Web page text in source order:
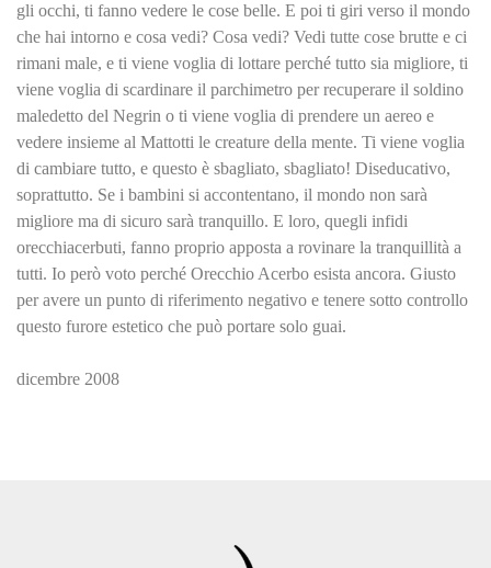
gli occhi, ti fanno vedere le cose belle. E poi ti giri verso il mondo
che hai intorno e cosa vedi? Cosa vedi? Vedi tutte cose brutte e ci
rimani male, e ti viene voglia di lottare perché tutto sia migliore, ti
viene voglia di scardinare il parchimetro per recuperare il soldino
maledetto del Negrin o ti viene voglia di prendere un aereo e
vedere insieme al Mattotti le creature della mente. Ti viene voglia
di cambiare tutto, e questo è sbagliato, sbagliato! Diseducativo,
soprattutto. Se i bambini si accontentano, il mondo non sarà
migliore ma di sicuro sarà tranquillo. E loro, quegli infidi
orecchiacerbuti, fanno proprio apposta a rovinare la tranquillità a
tutti. Io però voto perché Orecchio Acerbo esista ancora. Giusto
per avere un punto di riferimento negativo e tenere sotto controllo
questo furore estetico che può portare solo guai.
dicembre 2008